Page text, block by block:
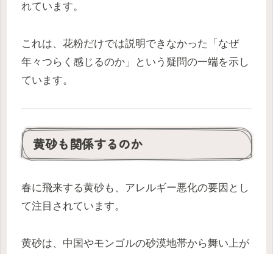
れています。
これは、花粉だけでは説明できなかった「なぜ
年々つらく感じるのか」という疑問の一端を示し
ています。
黄砂も関係するのか
春に飛来する黄砂も、アレルギー悪化の要因とし
て注目されています。
黄砂は、中国やモンゴルの砂漠地帯から舞い上が